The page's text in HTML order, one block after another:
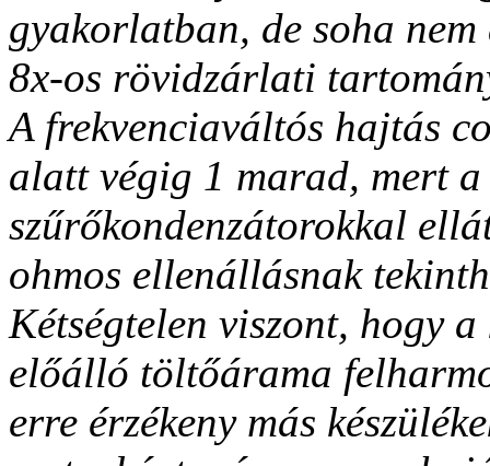
gyakorlatban, de soha
8x-os rövidzárlati
A frekvenciaváltós hajtás
alatt végig 1 marad, mert
szűrőkondenzátorokkal
ohmos ellenállásnak
Kétségtelen viszont, hogy
előálló töltőárama
erre érzékeny más